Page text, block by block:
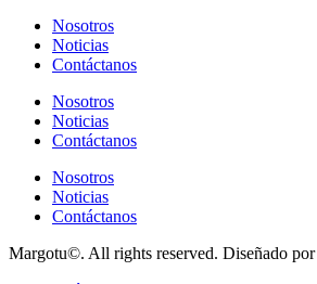
Nosotros
Noticias
Contáctanos
Nosotros
Noticias
Contáctanos
Nosotros
Noticias
Contáctanos
Margotu©. All rights reserved. Diseñado por